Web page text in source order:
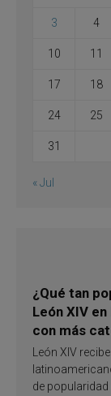
3 4
10 11
17 18
24 25
31
« Jul
¿Qué tan
León XIV
con más
América
Publican
León XIV
de